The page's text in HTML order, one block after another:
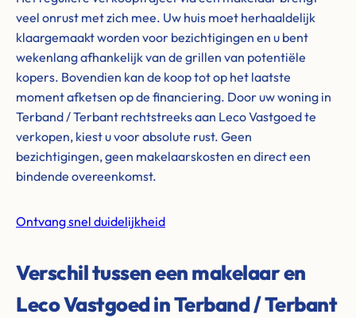
veel onrust met zich mee. Uw huis moet herhaaldelijk
klaargemaakt worden voor bezichtigingen en u bent
wekenlang afhankelijk van de grillen van potentiële
kopers. Bovendien kan de koop tot op het laatste
moment afketsen op de financiering. Door uw woning in
Terband / Terbant rechtstreeks aan Leco Vastgoed te
verkopen, kiest u voor absolute rust. Geen
bezichtigingen, geen makelaarskosten en direct een
bindende overeenkomst.
Ontvang snel duidelijkheid
Verschil tussen een makelaar en
Leco Vastgoed in Terband / Terbant